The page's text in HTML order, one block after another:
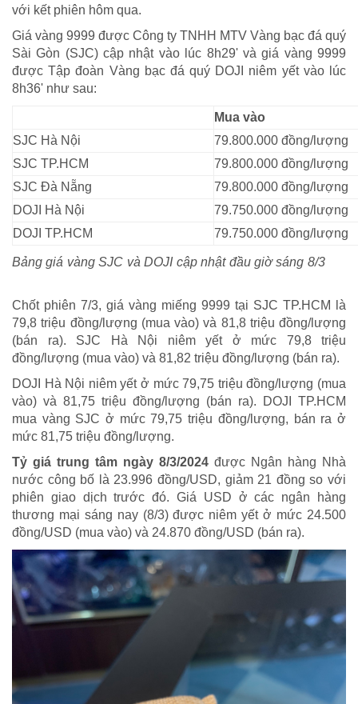
với kết phiên hôm qua.
Giá vàng 9999 được Công ty TNHH MTV Vàng bạc đá quý
Sài Gòn (SJC) cập nhật vào lúc 8h29' và giá vàng 9999
được Tập đoàn Vàng bạc đá quý DOJI niêm yết vào lúc
8h36' như sau:
Mua vào
SJC Hà Nội
79.800.000 đồng/lượng
SJC TP.HCM
79.800.000 đồng/lượng
SJC Đà Nẵng
79.800.000 đồng/lượng
DOJI Hà Nội
79.750.000 đồng/lượng
DOJI TP.HCM
79.750.000 đồng/lượng
Bảng giá vàng SJC và DOJI cập nhật đầu giờ sáng 8/3
Chốt phiên 7/3, giá vàng miếng 9999 tại SJC TP.HCM là
79,8 triệu đồng/lượng (mua vào) và 81,8 triệu đồng/lượng
(bán ra). SJC Hà Nội niêm yết ở mức 79,8 triệu
đồng/lượng (mua vào) và 81,82 triệu đồng/lượng (bán ra).
DOJI Hà Nội niêm yết ở mức 79,75 triệu đồng/lượng (mua
vào) và 81,75 triệu đồng/lượng (bán ra). DOJI TP.HCM
mua vàng SJC ở mức 79,75 triệu đồng/lượng, bán ra ở
mức 81,75 triệu đồng/lượng.
Tỷ giá trung tâm ngày 8/3/2024 được Ngân hàng Nhà
nước công bố là 23.996 đồng/USD, giảm 21 đồng so với
phiên giao dịch trước đó. Giá USD ở các ngân hàng
thương mại sáng nay (8/3) được niêm yết ở mức 24.500
đồng/USD (mua vào) và 24.870 đồng/USD (bán ra).